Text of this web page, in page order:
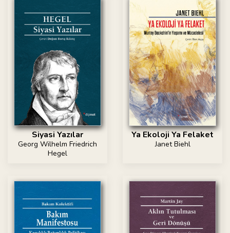
Siyasi Yazılar
Georg Wilhelm Friedrich
Hegel
Ya Ekoloji Ya Felaket
Janet Biehl